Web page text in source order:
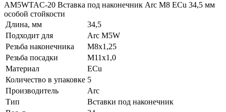
AM5WTAC-20 Вставка под наконечник Arc М8 ECu 34,5 мм
особой стойкости
Длина, мм
34,5
Подходит для
Arc M5W
Резьба наконечника
M8x1,25
Резьба посадки
M11x1,0
Материал
ECu
Количество в упаковке 5
Производитель
Arc
Тип
Вставки под наконечник